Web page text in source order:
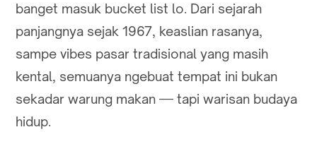
banget masuk bucket list lo. Dari sejarah
panjangnya sejak 1967, keaslian rasanya,
sampe vibes pasar tradisional yang masih
kental, semuanya ngebuat tempat ini bukan
sekadar warung makan — tapi warisan budaya
hidup.